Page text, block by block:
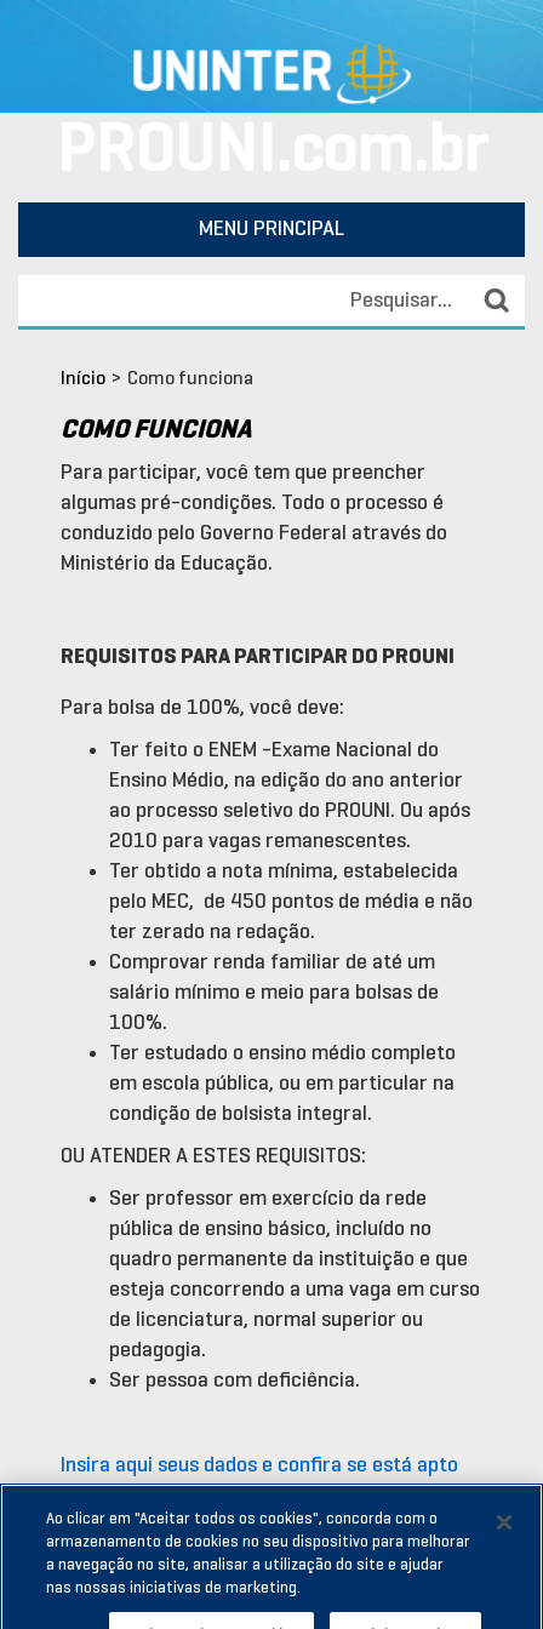
MENU PRINCIPAL
Início > Como funciona
COMO FUNCIONA
Para participar, você tem que preencher
algumas pré-condições. Todo o processo é
conduzido pelo Governo Federal através do
Ministério da Educação.
REQUISITOS PARA PARTICIPAR DO PROUNI
Para bolsa de 100%, você deve:
Ter feito o ENEM -Exame Nacional do
Ensino Médio, na edição do ano anterior
ao processo seletivo do PROUNI. Ou após
2010 para vagas remanescentes.
Ter obtido a nota mínima, estabelecida
pelo MEC, de 450 pontos de média e não
ter zerado na redação.
Comprovar renda familiar de até um
salário mínimo e meio para bolsas de
100%.
Ter estudado o ensino médio completo
em escola pública, ou em particular na
condição de bolsista integral.
OU ATENDER A ESTES REQUISITOS:
Ser professor em exercício da rede
pública de ensino básico, incluído no
quadro permanente da instituição e que
esteja concorrendo a uma vaga em curso
de licenciatura, normal superior ou
pedagogia.
Ser pessoa com deficiência.
Insira aqui seus dados e confira se está apto
Ao clicar em "Aceitar todos os cookies", concorda com o
armazenamento de cookies no seu dispositivo para melhorar
a navegação no site, analisar a utilização do site e ajudar
nas nossas iniciativas de marketing.